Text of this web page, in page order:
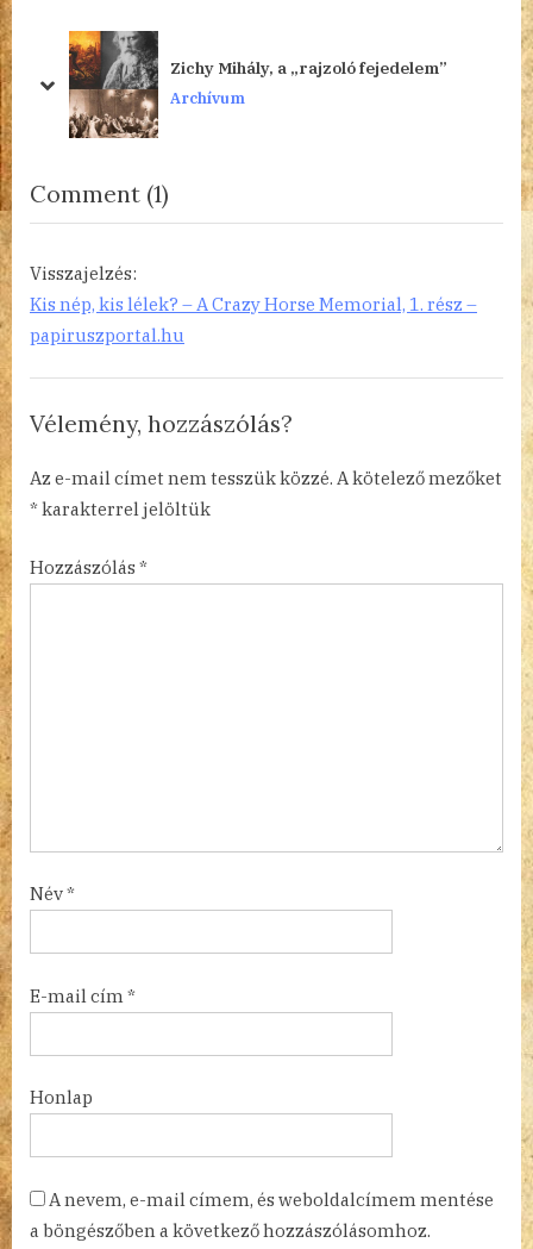
P
:
s
t
:
Zichy Mihály, a „rajzoló fejedelem”
Archívum
prev
next
Comment (1)
“Kis
kis
lélek?
Crazy
Horse
Memorial,
Visszajelzés:
Kis nép, kis lélek? – A Crazy Horse Memorial, 1. rész –
papiruszportal.hu
Vélemény, hozzászólás?
Az e-mail címet nem tesszük közzé. A kötelező mezőket
*karakterrel jelöltük
Hozzászólás *
Név*
E-mail cím *
Honlap
A nevem, e-mail címem, és weboldalcímem mentése
a böngészőben a következő hozzászólásomhoz.